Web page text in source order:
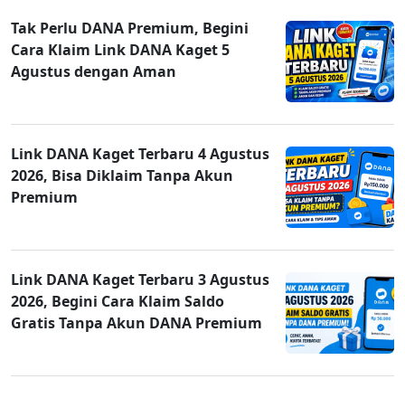
Tak Perlu DANA Premium, Begini
Cara Klaim Link DANA Kaget 5
Agustus dengan Aman
Link DANA Kaget Terbaru 4 Agustus
2026, Bisa Diklaim Tanpa Akun
Premium
Link DANA Kaget Terbaru 3 Agustus
2026, Begini Cara Klaim Saldo
Gratis Tanpa Akun DANA Premium